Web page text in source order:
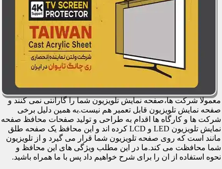
معمولا شرکت ها،صفحه نمایش تلویزیون شما را گارانتی نمی کنند و
صفحه نمایش تلویزیون قابل تعمیر هم نیست.به همین دلیل برخی
شرکت ها و کارگاه ها اقدام به طراحی و تولید صفحات محافظ صفحه
نمایش تلویزیون LED و LCD کرده اند و این محافظ یک صفحه طلق
مانند است که روی صفحه تلویزیون شما قرار می گیرد و از تلویزیون
شما محافظت می کند.ما در این مطلب ویژگی های این محافظ و
نحوه استفاده از ان را برای شرح خواهیم داد پس با ما همراه باشید.